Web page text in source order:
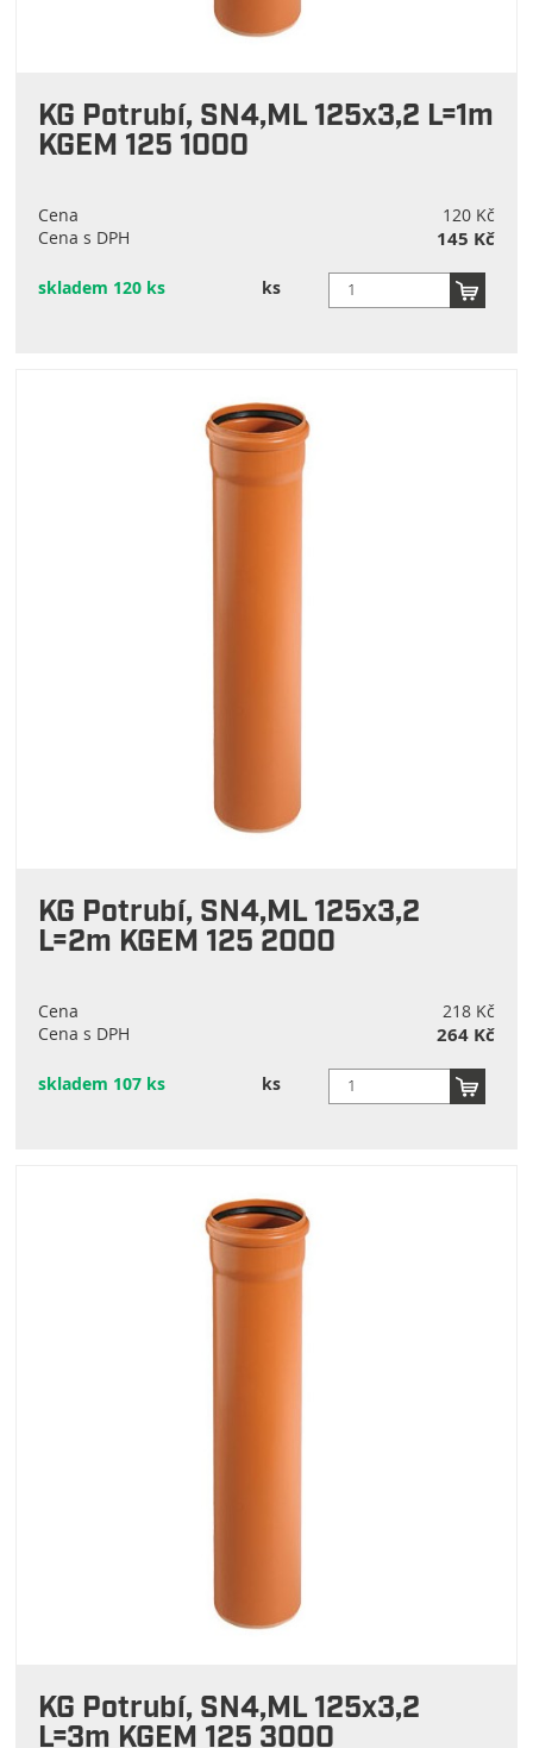
KG Potrubí, SN4,ML 125x3,2 L=1m
KGEM 125 1000
Cena
120 Kč
Cena s DPH
145 Kč
skladem 120 ks ks
KG Potrubí, SN4,ML 125x3,2
L=2m KGEM 125 2000
Cena
218 Kč
Cena s DPH
264 Kč
skladem 107 ks ks
KG Potrubí, SN4,ML 125x3,2
L=3m KGEM 125 3000